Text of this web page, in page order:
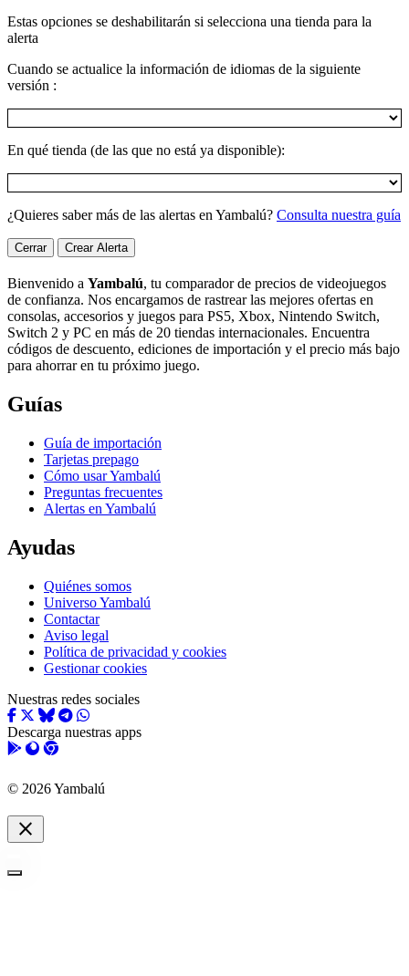
Estas opciones se deshabilitarán si selecciona una tienda para la
alerta
Cuando se actualice la información de idiomas de la siguiente
versión :
En qué tienda (de las que no está ya disponible):
¿Quieres saber más de las alertas en Yambalú? Consulta nuestra guía
Cerrar Crear Alerta
Bienvenido a Yambalú, tu comparador de precios de videojuegos
de confianza. Nos encargamos de rastrear las mejores ofertas en
consolas, accesorios y juegos para PS5, Xbox, Nintendo Switch,
Switch 2 y PC en más de 20 tiendas internacionales. Encuentra
códigos de descuento, ediciones de importación y el precio más bajo
para ahorrar en tu próximo juego.
Guías
Guía de importación
Tarjetas prepago
Cómo usar Yambalú
Preguntas frecuentes
Alertas en Yambalú
Ayudas
Quiénes somos
Universo Yambalú
Contactar
Aviso legal
Política de privacidad y cookies
Gestionar cookies
Nuestras redes sociales
Descarga nuestras apps
© 2026 Yambalú
close